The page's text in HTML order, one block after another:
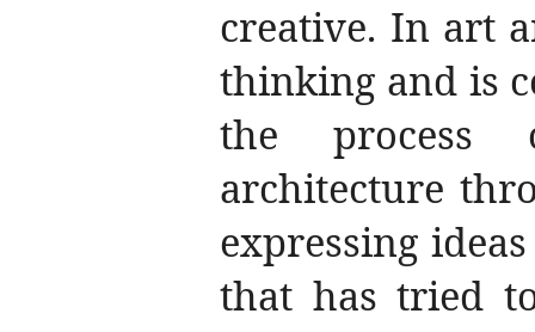
creative. In art
thinking and is
the process
architecture
expressing
that has tried